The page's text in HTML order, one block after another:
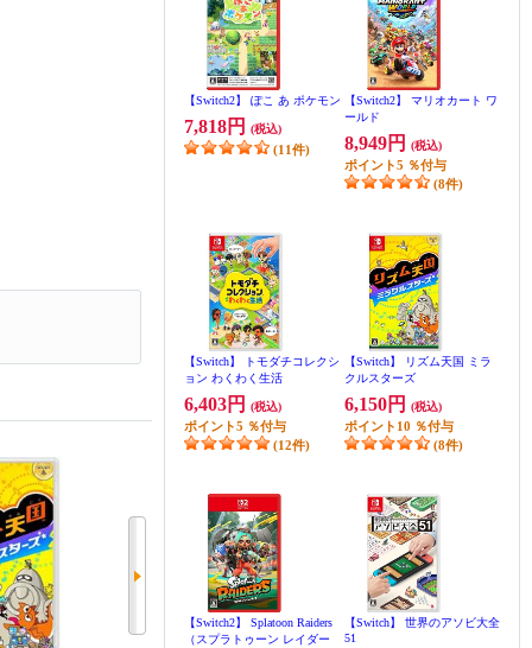
【Switch2】 ぽこ あ ポケモン
7,818円 (税込)
(11件)
【Switch2】 マリオカート ワ
ールド
8,949円 (税込)
ポイント5 ％付与
(8件)
【Switch】 トモダチコレクシ
ョン わくわく生活
6,403円 (税込)
ポイント5 ％付与
(12件)
【Switch】 リズム天国 ミラ
クルスターズ
6,150円 (税込)
ポイント 10 ％付与
(8件)
【Switch2】 Splatoon Raiders
（スプラトゥーン レイダー
【Switch】 世界のアソビ大全
51